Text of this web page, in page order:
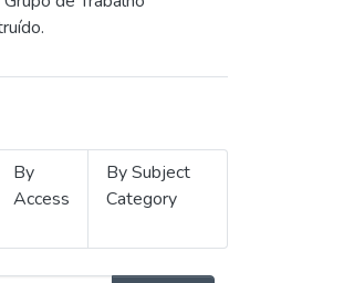
By
Access
By Subject
Category